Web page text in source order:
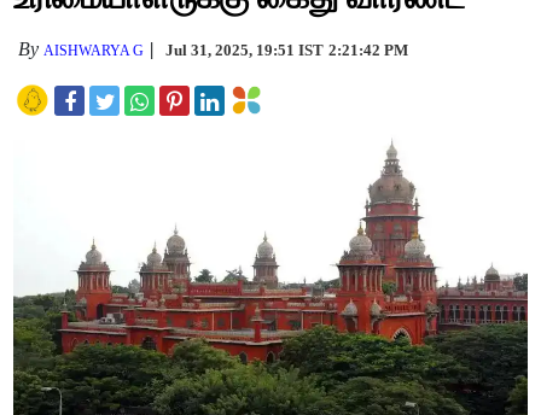
By AISHWARYA G Jul 31, 2025, 19:51 IST 2:21:42 PM